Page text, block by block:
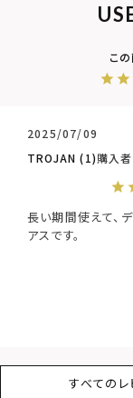
TROJAN 1 購入者
2025/07/09
長い期間使えて、
アスです。
すべてのレ